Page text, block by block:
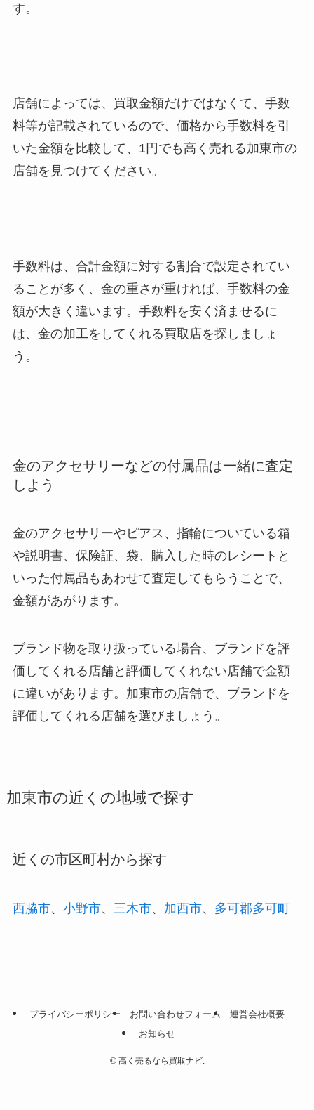
す。
店舗によっては、買取金額だけではなくて、手数
料等が記載されているので、価格から手数料を引
いた金額を比較して、1円でも高く売れる加東市の
店舗を見つけてください。
手数料は、合計金額に対する割合で設定されてい
ることが多く、金の重さが重ければ、手数料の金
額が大きく違います。手数料を安く済ませるに
は、金の加工をしてくれる買取店を探しましょ
う。
金のアクセサリーなどの付属品は一緒に査定
しよう
金のアクセサリーやピアス、指輪についている箱
や説明書、保険証、袋、購入した時のレシートと
いった付属品もあわせて査定してもらうことで、
金額があがります。
ブランド物を取り扱っている場合、ブランドを評
価してくれる店舗と評価してくれない店舗で金額
に違いがあります。加東市の店舗で、ブランドを
評価してくれる店舗を選びましょう。
加東市の近くの地域で探す
近くの市区町村から探す
西脇市、 小野市、 三木市、 加西市、 多可郡多可町
プライバシーポリシー お問い合わせフォーム
運営会社概要
お知らせ
©高く売るなら買取ナビ.